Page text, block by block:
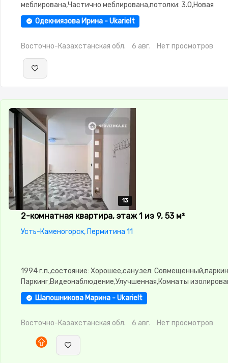
меблирована,Частично меблирована,потолки: 3.0,Новая
сантехника,Кладовка,Тихий двор
Одекниязова Ирина - Ukarielt
Восточно-Казахстанская обл. 6 авг. Нет просмотров
13
13
13
13
13
2-комнатная квартира, этаж 1 из 9, 53 м²
Усть-Каменогорск, Пермитина 11
1994 г.п.,состояние: Хорошее,санузел:
Паркинг,Видеонаблюдение,Улучшенная,Комнаты
студия,Счётчики,Тихий двор
Шапошникова Марина - Ukarielt
Восточно-Казахстанская обл. 6 авг. Нет просмотров